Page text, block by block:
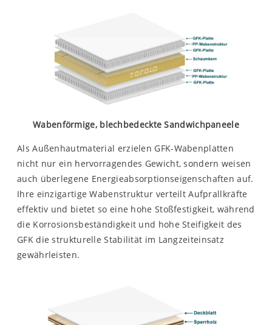
Wabenförmige, blechbedeckte Sandwichpaneele
Als Außenhautmaterial erzielen GFK-Wabenplatten
nicht nur ein hervorragendes Gewicht, sondern weisen
auch überlegene Energieabsorptionseigenschaften auf.
Ihre einzigartige Wabenstruktur verteilt Aufprallkräfte
effektiv und bietet so eine hohe Stoßfestigkeit, während
die Korrosionsbeständigkeit und hohe Steifigkeit des
GFK die strukturelle Stabilität im Langzeiteinsatz
gewährleisten.